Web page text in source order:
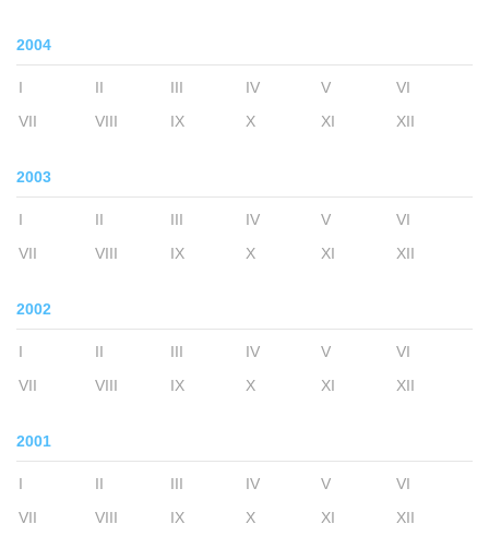
2004
I II III IV V
VI
VII
VIII IX X XI XII
2003
I II III IV V
VI
VII
VIII IX X XI XII
2002
I II III IV V
VI
VII
VIII IX X XI XII
2001
I II III IV V
VI
VII
VIII IX X XI XII